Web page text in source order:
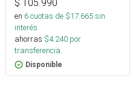
$ 105.990
en 6cuotas de $17.665sin
interés
ahorras $4.240 por
transferencia.
Disponible